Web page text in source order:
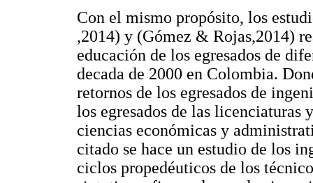
Con el mismo propósito, los
,2014) y (Gómez & Rojas,2014)
educación de los egresados de
decada de 2000 en Colombia.
retornos de los egresados de
los egresados de las licenciaturas
ciencias económicas y
citado se hace un estudio de los
ciclos propedéuticos de los